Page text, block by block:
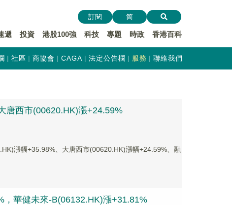
遞 投資 港股100強 科技 專題 時政 香港百科
訂閱 简
社區 商協會 CAGA 法定公告欄 服務 聯絡我們
唐西市(00620.HK)漲+24.59%
漲幅+35.98%、大唐西市(00620.HK)漲幅+24.59%、融
，華健未來-B(06132.HK)漲+31.81%